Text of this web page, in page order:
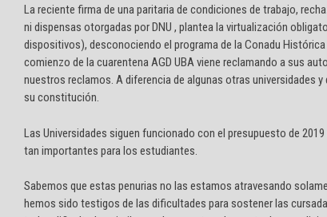
La reciente firma de una paritaria de condiciones de trabajo,
ni dispensas otorgadas por DNU , plantea la virtualización
dispositivos), desconociendo el programa de la Conadu
comienzo de la cuarentena AGD UBA viene reclamando a sus
nuestros reclamos. A diferencia de algunas otras universidades
su constitución.
Las Universidades siguen funcionado con el presupuesto de
tan importantes para los estudiantes.
Sabemos que estas penurias no las estamos atravesando
hemos sido testigos de las dificultades para sostener las